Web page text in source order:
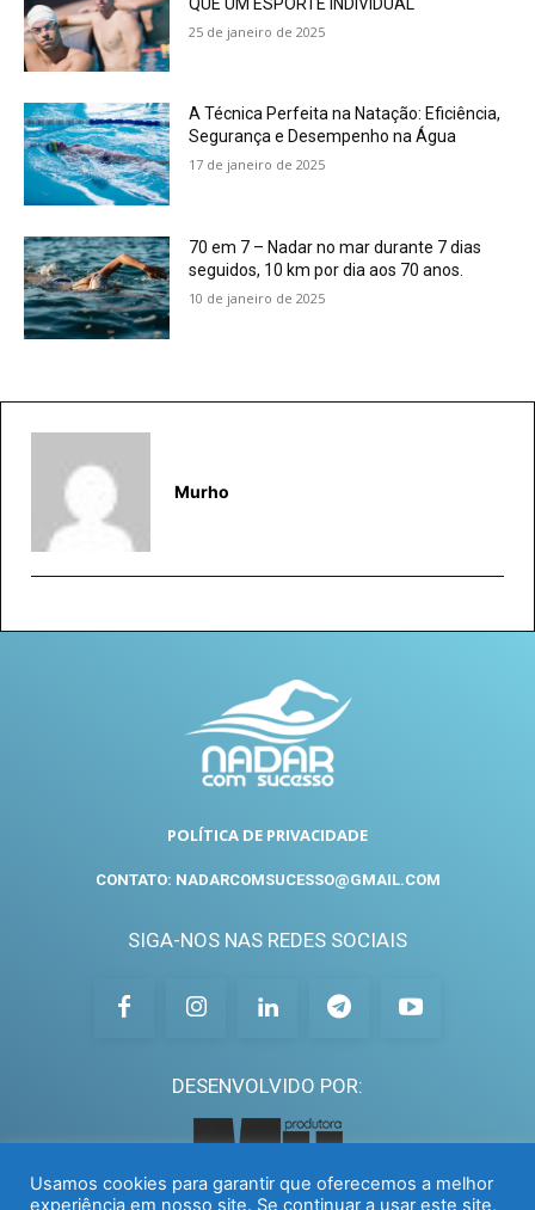
25 de janeiro de 2025
A Técnica Perfeita na Natação: Eficiência,
Segurança e Desempenho na Água
17 de janeiro de 2025
70 em 7 – Nadar no mar durante 7 dias
seguidos, 10 km por dia aos 70 anos.
10 de janeiro de 2025
Murho
POLÍTICA DE PRIVACIDADE
CONTATO: NADARCOMSUCESSO@GMAIL.COM
SIGA-NOS NAS REDES SOCIAIS
DESENVOLVIDO POR:
Usamos cookies para garantir que oferecemos a melhor
experiência em nosso site. Se continuar a usar este site,